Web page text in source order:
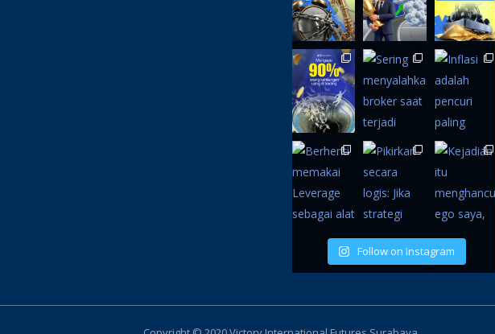
Follow on Instagram